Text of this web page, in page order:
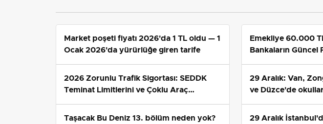
Elazığspor Kemal Rüzgar'ı açıkladı
Yayın Tarihi:30.06.2026 23:53 Güncelleme Tarihi: 30.06.2026 23:53